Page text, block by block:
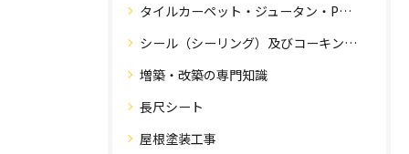
タイルカーペット・ジュータン・Pタイル・床・フローリング工事
シール（シーリング）及びコーキング工事の専門知識
増築・改築の専門知識
長尺シート
屋根塗装工事